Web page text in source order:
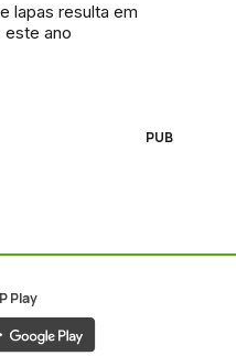
lapas resulta em
este ano
PUB
Play